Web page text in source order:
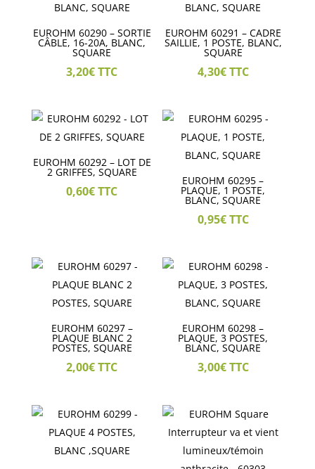
EUROHM 60290 – SORTIE
CÂBLE, 16-20A, BLANC,
SQUARE
3,20€TTC
EUROHM 60291 – CADRE
SAILLIE, 1 POSTE, BLANC,
SQUARE
4,30€TTC
EUROHM 60292 – LOT DE
2 GRIFFES, SQUARE
0,60€TTC
EUROHM 60295 –
PLAQUE, 1 POSTE,
BLANC, SQUARE
0,95€TTC
EUROHM 60297 –
PLAQUE BLANC 2
POSTES, SQUARE
2,00€TTC
EUROHM 60298 –
PLAQUE, 3 POSTES,
BLANC, SQUARE
3,00€TTC